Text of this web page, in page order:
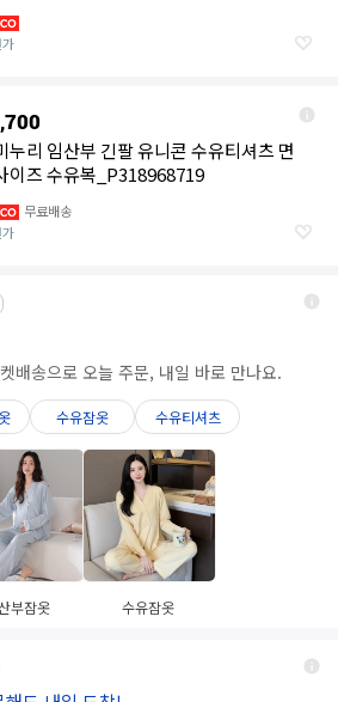
누리 임산부 긴팔 유니콘 수유티셔츠 면
이즈 수유복_P318968719
무료배송
배송으로 오늘 주문, 내일 바로 만나요.
수유잠옷 수유티셔츠
부잠옷 수유잠옷